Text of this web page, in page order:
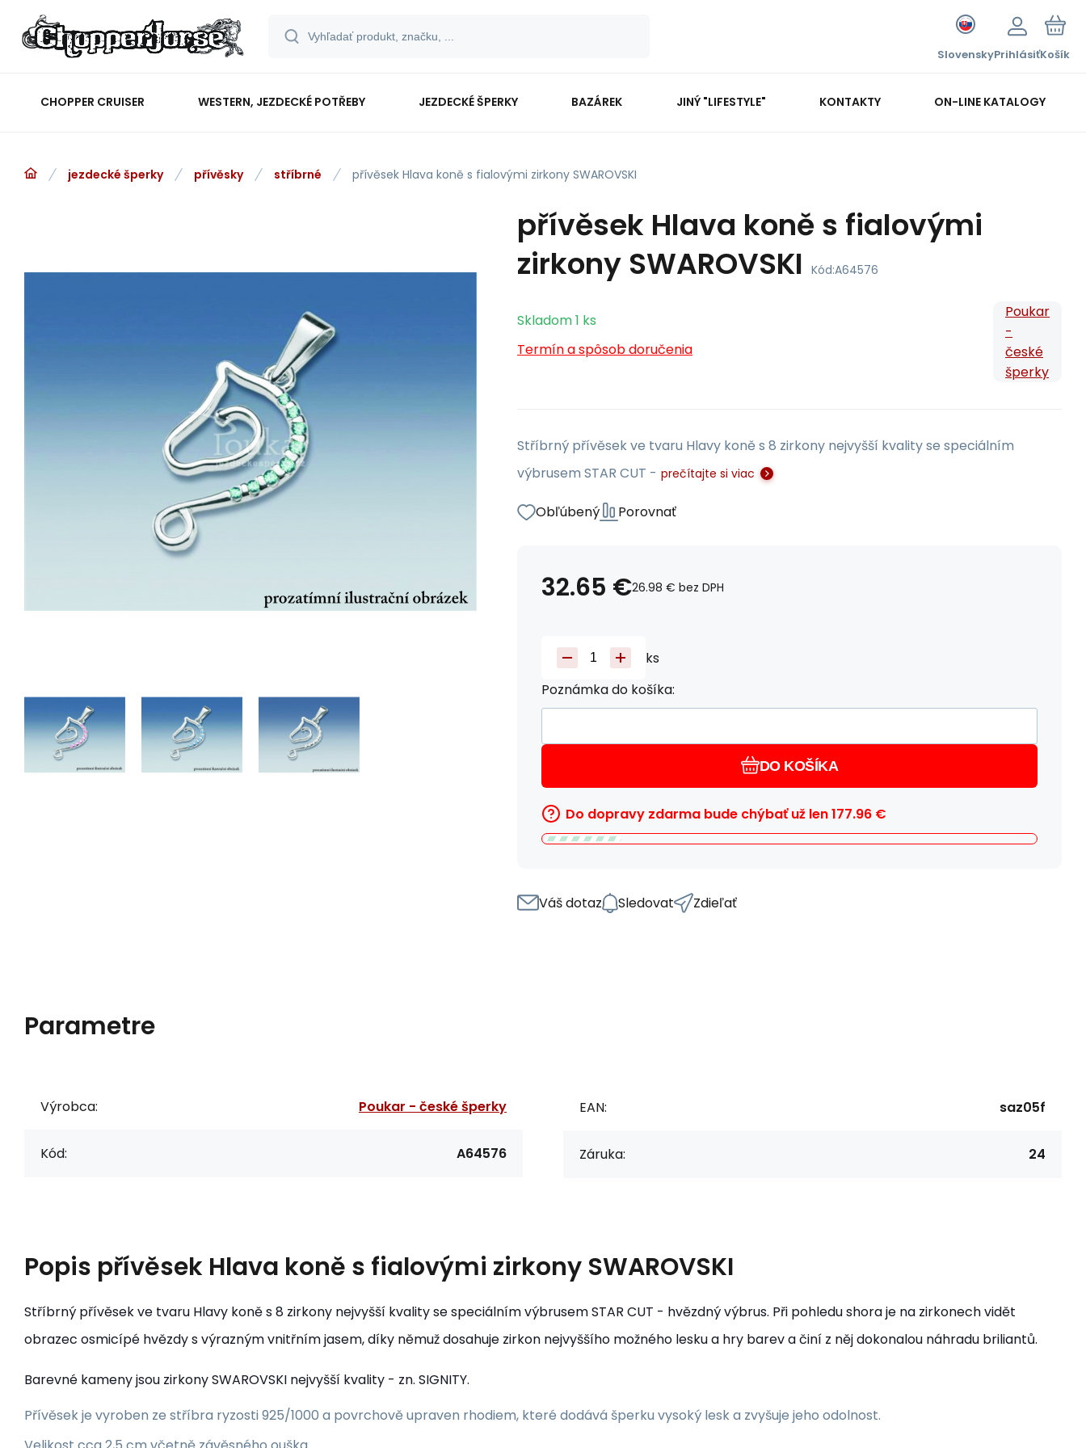
SlovenskyPrihlásiťKošík
CHOPPER CRUISER WESTERN, JEZDECKÉ POTŘEBY JEZDECKÉ ŠPERKY BAZÁREK JINÝ "LIFESTYLE" KONTAKTY ON-LINE KATALOGY
jezdecké šperky přívěsky stříbrné přívěsek Hlava koně s fialovými zirkony SWAROVSKI
přívěsek Hlava koně s fialovými
zirkony SWAROVSKI Kód:A64576
Skladom1 ks
Termín a spôsob doručenia
Poukar
-
české
šperky
Stříbrný přívěsek ve tvaru Hlavy koně s 8 zirkony nejvyšší kvality se speciálním
výbrusem STAR CUT - prečítajte si viac
Obľúbený Porovnať
32.65 €26.98 € bez DPH
ks
Poznámka do košíka:
DO KOŠÍKA
Do dopravy zdarma bude chýbať už len177.96 €
Váš dotaz Sledovat Zdieľať
Parametre
Výrobca: Poukar - české šperky
Kód: A64576
EAN: saz05f
Záruka: 24
Popis přívěsek Hlava koně s fialovými zirkony SWAROVSKI
Stříbrný přívěsek ve tvaru Hlavy koně s 8 zirkony nejvyšší kvality se speciálním výbrusem STAR CUT - hvězdný výbrus. Při pohledu shora je na zirkonech vidět
obrazec osmicípé hvězdy s výrazným vnitřním jasem, díky němuž dosahuje zirkon nejvyššího možného lesku a hry barev a činí z něj dokonalou náhradu briliantů.
Barevné kameny jsou zirkony SWAROVSKI nejvyšší kvality - zn. SIGNITY.
Přívěsek je vyroben ze stříbra ryzosti 925/1000 a povrchově upraven rhodiem, které dodává šperku vysoký lesk a zvyšuje jeho odolnost.